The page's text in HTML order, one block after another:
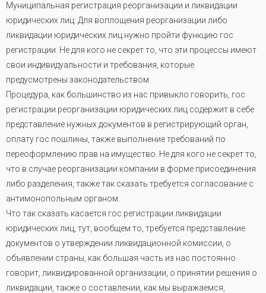
Муниципальная регистрация реорганизации и ликвидации
юридических лиц: Для воплощения реорганизации либо
ликвидации юридических лиц нужно пройти функцию гос
регистрации. Не для кого не секрет то, что эти процессы имеют
свои индивидуальности и требования, которые
предусмотрены законодательством.
Процедура, как большинство из нас привыкло говорить, гос
регистрации реорганизации юридических лиц содержит в себе
представление нужных документов в регистрирующий орган,
оплату гос пошлины, также выполнение требований по
переоформлению прав на имущество. Не для кого не секрет то,
что в случае реорганизации компании в форме присоединения
либо разделения, также так сказать требуется согласование с
антимонопольным органом.
Что так сказать касается гос регистрации ликвидации
юридических лиц, тут, вообщем то, требуется представление
документов о утверждении ликвидационной комиссии, о
объявлении страны, как большая часть из нас постоянно
говорит, ликвидированной организации, о принятии решения о
ликвидации, также о составлении, как мы выражаемся,